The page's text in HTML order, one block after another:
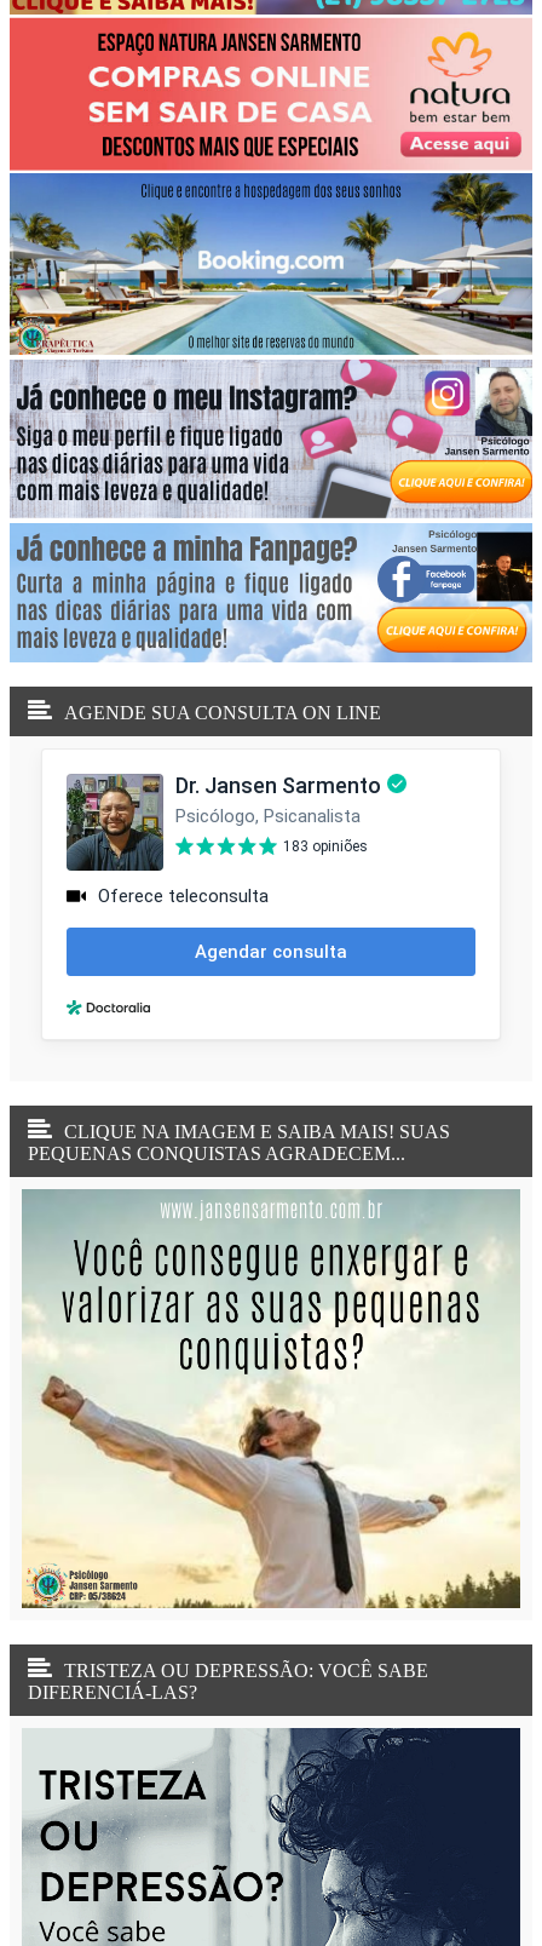
AGENDE SUA CONSULTA ON LINE
CLIQUE NA IMAGEM E SAIBA MAIS! SUAS
PEQUENAS CONQUISTAS AGRADECEM...
TRISTEZA OU DEPRESSÃO: VOCÊ SABE
DIFERENCIÁ-LAS?